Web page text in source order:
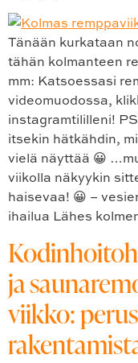
Tänään kurkataan
tähän kolmanteen
mm: Katsoessasi
videomuodossa,
instagramtililleni!
itsekin hätkähdin,
vielä näyttää 😀
viikolla näkyykin
haisevaa! 😀 –
ihailua Lähes
ja
viikko: